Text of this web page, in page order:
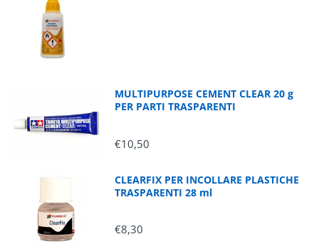
MULTIPURPOSE CEMENT CLEAR 20 g
PER PARTI TRASPARENTI
€10,50
CLEARFIX PER INCOLLARE PLASTICHE
TRASPARENTI 28 ml
€8,30